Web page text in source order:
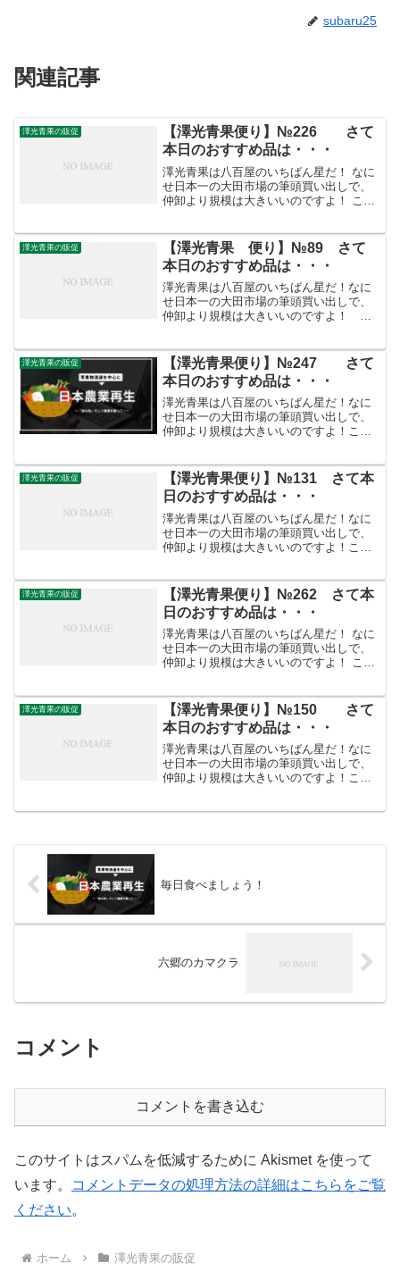
subaru25
関連記事
澤光青果の販促
【澤光青果便り】№226 さて
本日のおすすめ品は・・・
澤光青果は八百屋のいちばん星だ！ なに
せ日本一の大田市場の筆頭買い出しで、
仲卸より規模は大きいいのですよ！ こう
光青果...
澤光青果の販促
【澤光青果 便り】№89 さて
本日のおすすめ品は・・・
澤光青果は八百屋のいちばん星だ！なに
せ日本一の大田市場の筆頭買い出しで、
仲卸より規模は大きいいのですよ！ こ
【澤光青果 便...
澤光青果の販促
【澤光青果便り】№247 さて
本日のおすすめ品は・・・
澤光青果は八百屋のいちばん星だ！なに
せ日本一の大田市場の筆頭買い出しで、
仲卸より規模は大きいいのですよ！こう
光青果便り】...
澤光青果の販促
【澤光青果便り】№131 さて本
日のおすすめ品は・・・
澤光青果は八百屋のいちばん星だ！なに
せ日本一の大田市場の筆頭買い出しで、
仲卸より規模は大きいいのですよ！こう
光青果 便...
澤光青果の販促
【澤光青果便り】№262 さて本
日のおすすめ品は・・・
澤光青果は八百屋のいちばん星だ！ なに
せ日本一の大田市場の筆頭買い出しで、
仲卸より規模は大きいいのですよ！ こう
光青果...
澤光青果の販促
【澤光青果便り】№150 さて
本日のおすすめ品は・・・
澤光青果は八百屋のいちばん星だ！なに
せ日本一の大田市場の筆頭買い出しで、
仲卸より規模は大きいいのですよ！こう
毎日食べましょう！
六郷のカマクラ
コメント
コメントを書き込む
このサイトはスパムを低減するために Akismet を使って
います。
コメントデータの処理方法の詳細はこちらをご覧
ください。
ホーム 澤光青果の販促